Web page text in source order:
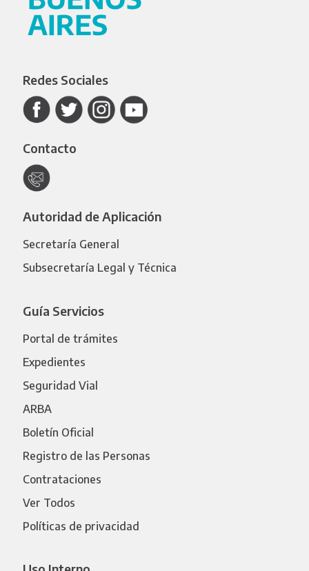
Redes Sociales
Contacto
Autoridad de Aplicación
Secretaría General
Subsecretaría Legal y Técnica
Guía Servicios
Portal de trámites
Expedientes
Seguridad Vial
ARBA
Boletín Oficial
Registro de las Personas
Contrataciones
Ver Todos
Políticas de privacidad